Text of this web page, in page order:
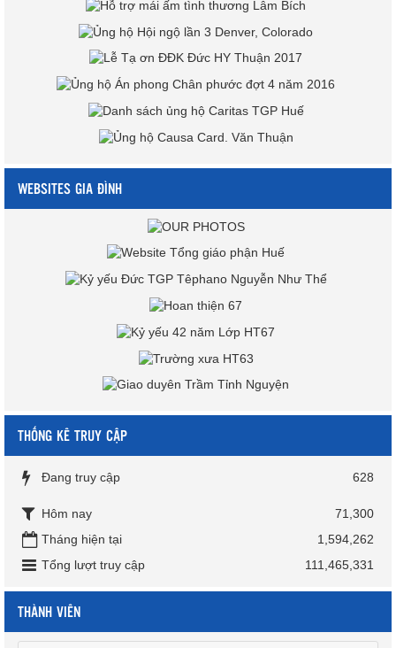
WEBSITES GIA ĐÌNH
THỐNG KÊ TRUY CẬP
Đang truy cập 628
Hôm nay
71,300
Tháng hiện tại
1,594,262
Tổng lượt truy cập
111,465,331
THÀNH VIÊN